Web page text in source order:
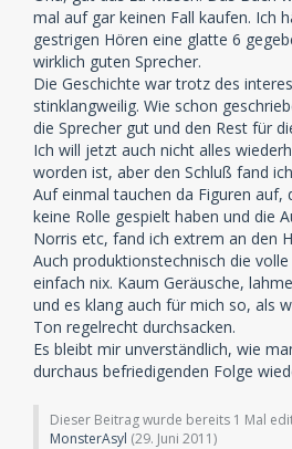
mal auf gar keinen Fall kaufen. Ich
gestrigen Hören eine glatte 6
wirklich guten Sprecher.
Die Geschichte war trotz des
stinklangweilig. Wie schon
die Sprecher gut und den Rest für
Ich will jetzt auch nicht alles
worden ist, aber den Schluß fand
Auf einmal tauchen da Figuren auf,
keine Rolle gespielt haben und die
Norris etc, fand ich extrem an den
Auch produktionstechnisch die
einfach nix. Kaum Geräusche,
und es klang auch für mich so, als
Ton regelrecht durchsacken.
Es bleibt mir unverständlich, wie
durchaus befriedigenden Folge
Dieser Beitrag wurde bereits 1 Mal
MonsterAsyl (29. Juni 2011)